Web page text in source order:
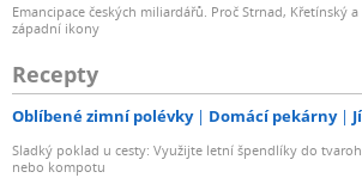
Emancipace českých miliardářů. Proč Strnad, Křetínský
západní ikony
Recepty
Oblíbené zimní polévky Domácí pekárny
Sladký poklad u cesty: Využijte letní špendlíky do
nebo kompotu